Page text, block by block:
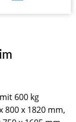
600 kg
800 x 1820 mm,